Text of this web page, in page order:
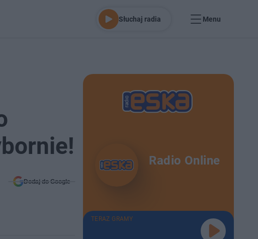
Słuchaj radia Menu
Dodaj do Google
Radio Online
TERAZ GRAMY